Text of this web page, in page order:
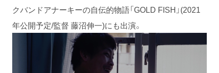
クバンドアナーキーの自伝的物語「GOLD FISH」(2021
年公開予定/監督 藤沼伸一)にも出演。